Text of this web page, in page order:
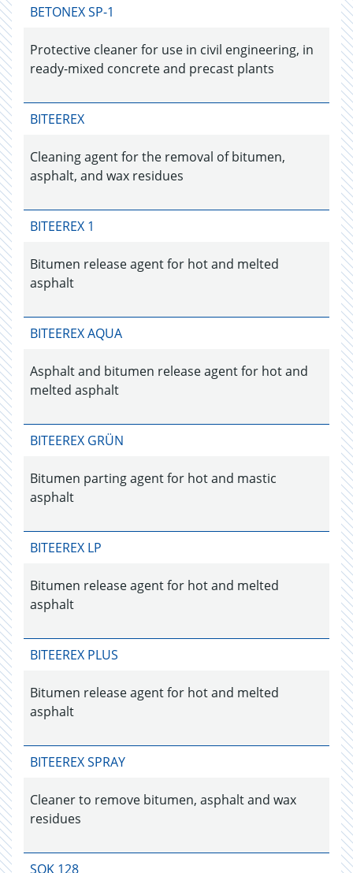
BETONEX SP-1
Protective cleaner for use in civil engineering, in
ready-mixed concrete and precast plants
BITEEREX
Cleaning agent for the removal of bitumen,
asphalt, and wax residues
BITEEREX 1
Bitumen release agent for hot and melted
asphalt
BITEEREX AQUA
Asphalt and bitumen release agent for hot and
melted asphalt
BITEEREX GRÜN
Bitumen parting agent for hot and mastic
asphalt
BITEEREX LP
Bitumen release agent for hot and melted
asphalt
BITEEREX PLUS
Bitumen release agent for hot and melted
asphalt
BITEEREX SPRAY
Cleaner to remove bitumen, asphalt and wax
residues
SOK 128